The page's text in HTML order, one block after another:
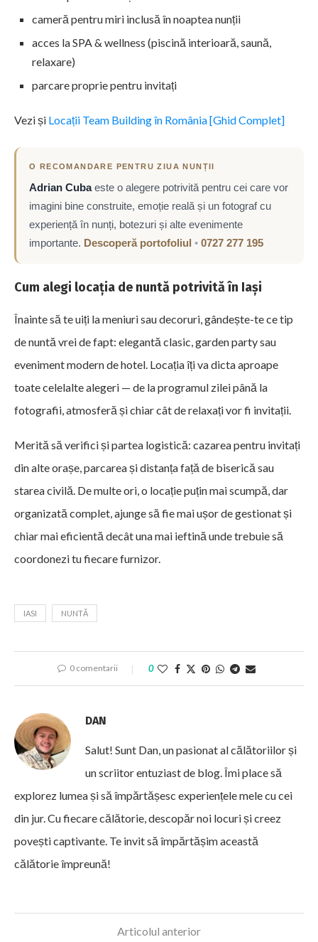
cameră pentru miri inclusă în noaptea nunții
acces la SPA & wellness (piscină interioară, saună,
relaxare)
parcare proprie pentru invitați
Vezi și Locații Team Building în România [Ghid Complet]
O RECOMANDARE PENTRU ZIUA NUNȚII
Adrian Cubaeste o alegere potrivită pentru cei care vor
imagini bine construite, emoție reală și un fotograf cu
experiență în nunți, botezuri și alte evenimente
importante. Descoperă portofoliul • 0727 277 195
Cum alegi locația de nuntă potrivită în Iași
Înainte să te uiți la meniuri sau decoruri, gândește-te ce tip
de nuntă vrei de fapt: elegantă clasic, garden party sau
eveniment modern de hotel. Locația îți va dicta aproape
toate celelalte alegeri — de la programul zilei până la
fotografii, atmosferă și chiar cât de relaxați vor fi invitații.
Merită să verifici și partea logistică: cazarea pentru invitați
din alte orașe, parcarea și distanța față de biserică sau
starea civilă. De multe ori, o locație puțin mai scumpă, dar
organizată complet, ajunge să fie mai ușor de gestionat și
chiar mai eficientă decât una mai ieftină unde trebuie să
coordonezi tu fiecare furnizor.
IASI NUNTĂ
0 comentarii 0
DAN
Salut! Sunt Dan, un pasionat al călătoriilor și
un scriitor entuziast de blog. Îmi place să
explorez lumea și să împărtășesc experiențele mele cu cei
din jur. Cu fiecare călătorie, descopăr noi locuri și creez
povești captivante. Te invit să împărtășim această
călătorie împreună!
Articolul anterior